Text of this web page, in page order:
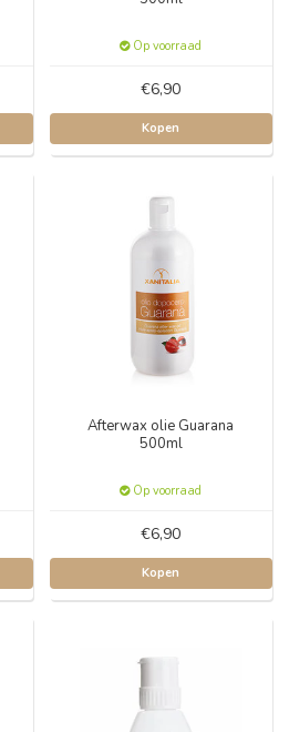
Op voorraad
€6,90
Kopen
Afterwax olie Guarana
500ml
Op voorraad
€6,90
Kopen